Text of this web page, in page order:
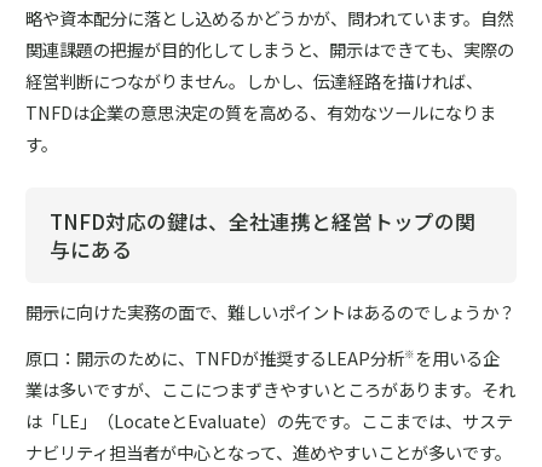
略や資本配分に落とし込めるかどうかが、問われています。自然
関連課題の把握が目的化してしまうと、開示はできても、実際の
経営判断につながりません。しかし、伝達経路を描ければ、
TNFDは企業の意思決定の質を高める、有効なツールになりま
す。
TNFD対応の鍵は、全社連携と経営トップの関
与にある
――開示に向けた実務の面で、難しいポイントはあるのでしょうか？
原口：開示のために、TNFDが推奨するLEAP分析※ を用いる企
業は多いですが、ここにつまずきやすいところがあります。それ
は「LE」（LocateとEvaluate）の先です。ここまでは、サステ
ナビリティ担当者が中心となって、進めやすいことが多いです。